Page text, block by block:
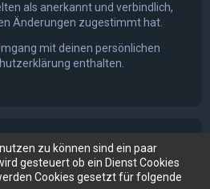
als anerkannt und verbindlich,
Änderungen zugestimmt hat.
mit deinen persönlichen
enthalten.
zu können sind ein paar
gesteuert ob ein Dienst Cookies
Cookies gesetzt für folgende